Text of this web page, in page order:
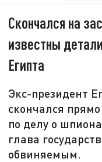
Скончался на
известны
Египта
Экс-президент
скончался
по делу о
глава
обвиняемым.